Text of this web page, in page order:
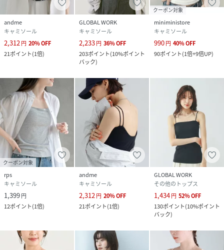
andme
キャミソール
2,312円 20%OFF
21ポイント(1倍)
GLOBAL WORK
キャミソール
2,233円 36%OFF
203ポイント(10%ポイント
バック)
クーポン対象
miniministore
キャミソール
990円 40%OFF
90ポイント(1倍+9倍UP)
クーポン対象
rps
キャミソール
1,399円
12ポイント(1倍)
andme
キャミソール
2,312 円 20%OFF
21ポイント(1倍)
GLOBAL WORK
その他のトップス
1,434円 52%OFF
130ポイント(10%ポイント
バック)